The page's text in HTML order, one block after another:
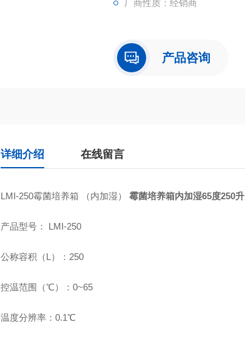
厂商性质：经销商
产品咨询
详细介绍 在线留言
LMI-250霉菌培养箱 （内加湿） 霉菌培养箱内加湿65度250升
产品型号： LMI-250
公称容积（L）：250
控温范围（℃）：0~65
温度分辨率：0.1℃